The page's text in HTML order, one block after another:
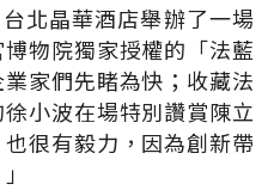
北晶華酒店舉辦了一場
物院獨家授權的「法藍
家們先睹為快；收藏法
小波在場特別讚賞陳立
很有毅力，因為創新帶